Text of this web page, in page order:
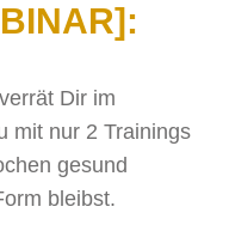
Dir im
mit nur 2 Trainings
gesund
bleibst.